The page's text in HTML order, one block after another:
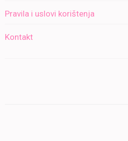
Pravila i uslovi korištenja
Kontakt